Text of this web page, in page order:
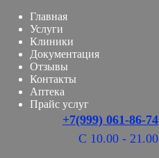
Главная
Услуги
Клиники
Документация
Отзывы
Контакты
Аптека
Прайс услуг
+7(999) 061-86-74
С 10.00 - 21.00